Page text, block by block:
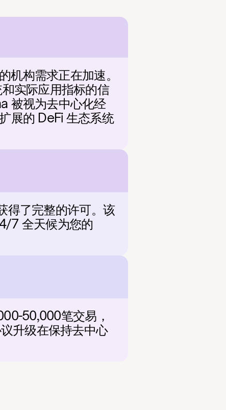
构需求正在加速。
实际应用指标的信
被视为去中心化经
展的 DeFi 生态系统
得了完整的许可。该
7 全天候为您的
50,000笔交易，
升级在保持去中心